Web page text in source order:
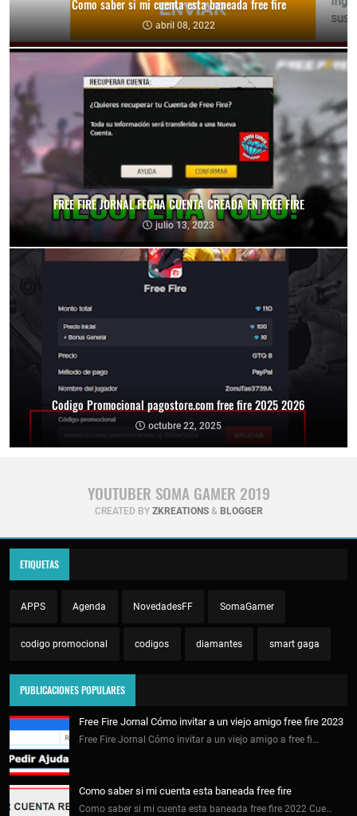
Como saber si mi cuenta esta baneada free fire
abril 08, 2022
FREE FIRE JORNAL FECHA CUENTA CREADA EN FREE FIRE
julio 13, 2023
Codigo Promocional pagostore.com free fire 2025 2026
octubre 22, 2025
YOUTUBER SOMA GAMER 2019
CREATED BY ZKREATIONS& BLOGGER
ETIQUETAS
APPS Agenda NovedadesFF SomaGamer
codigo promocional codigos diamantes smart gaga
PUBLICACIONES POPULARES
Free Fire Jornal Cómo invitar a un viejo amigo free fire 2023
Free Fire Jornal Cómo invitar a un viejo amigo a free fi…
Como saber si mi cuenta esta baneada free fire
Como saber si mi cuenta esta baneada free fire 2022 Cue…